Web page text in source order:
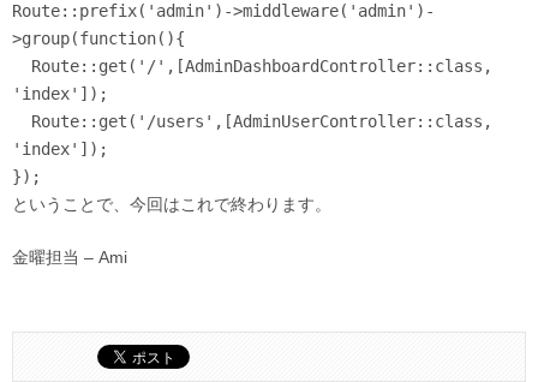
Route::prefix('admin')->middleware('admin')-
>group(function(){
'index']);
'index']);
});
ということで、今回はこれで終わります。
金曜担当 – Ami